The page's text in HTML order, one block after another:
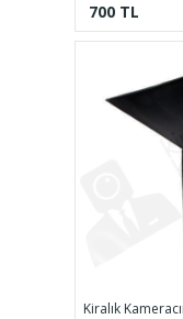
700 TL
Kiralık